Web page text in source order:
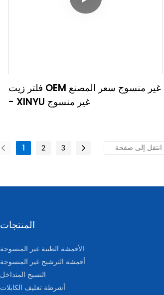
فلتر زيت OEM غير منسوج سعر المصنع
- XINYU غير منسوج
1 2 3
المنتجات
الأقمشة الطبية غير المنسوجة
أقمشة الترشيح غير المنسوجة
النسيج المتداخل
أشرطة تغليف الكابلات